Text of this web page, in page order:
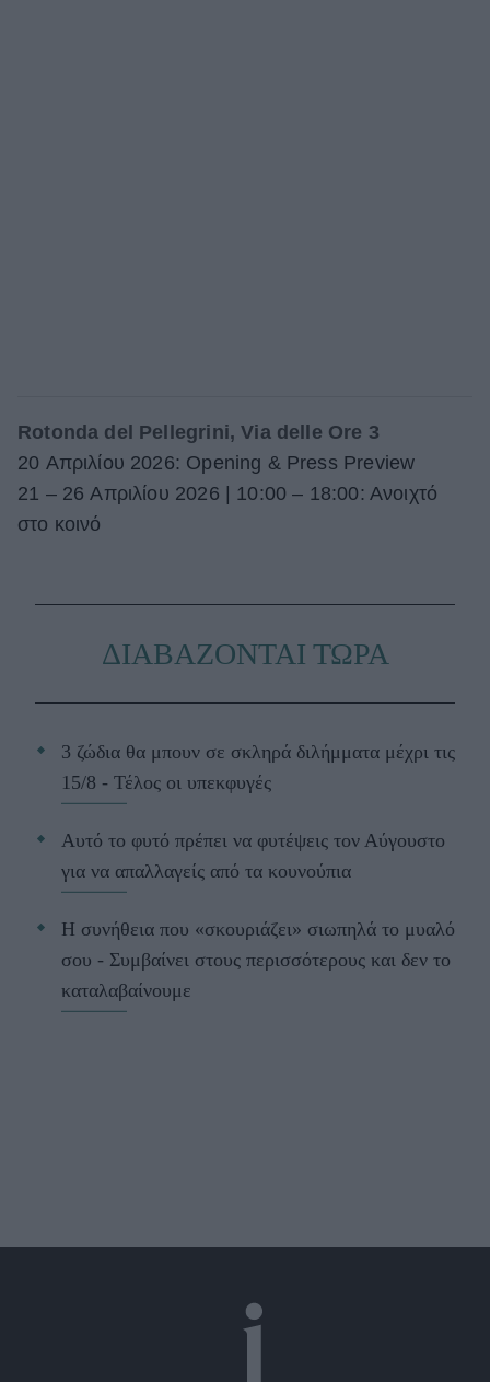
Rotonda del Pellegrini, Via delle Ore 3
20 Απριλίου 2026: Opening & Press Preview
21 – 26 Απριλίου 2026 | 10:00 – 18:00: Ανοιχτό
στο κοινό
ΔΙΑΒΑΖΟΝΤΑΙ ΤΩΡΑ
3 ζώδια θα μπουν σε σκληρά διλήμματα μέχρι τις
15/8 - Τέλος οι υπεκφυγές
Αυτό το φυτό πρέπει να φυτέψεις τον Αύγουστο
για να απαλλαγείς από τα κουνούπια
Η συνήθεια που «σκουριάζει» σιωπηλά το μυαλό
σου - Συμβαίνει στους περισσότερους και δεν το
καταλαβαίνουμε